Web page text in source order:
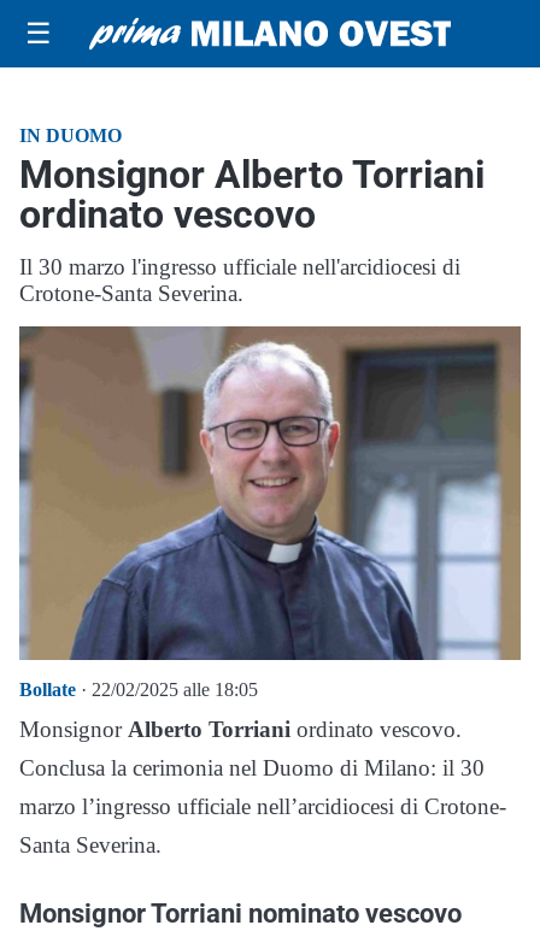
☰
IN DUOMO
Monsignor Alberto Torriani
ordinato vescovo
Il 30 marzo l'ingresso ufficiale nell'arcidiocesi di
Crotone-Santa Severina.
Bollate · 22/02/2025 alle 18:05
Monsignor Alberto Torriani ordinato vescovo.
Conclusa la cerimonia nel Duomo di Milano: il 30
marzo l’ingresso ufficiale nell’arcidiocesi di Crotone-
Santa Severina.
Monsignor Torriani nominato vescovo